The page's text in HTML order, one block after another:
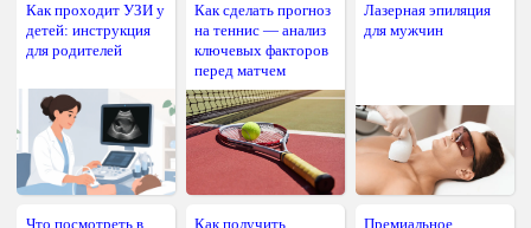
Как проходит УЗИ у
детей: инструкция
для родителей
Как сделать прогноз
на теннис — анализ
ключевых факторов
перед матчем
Лазерная эпиляция
для мужчин
Что посмотреть в
Как получить
Премиальное